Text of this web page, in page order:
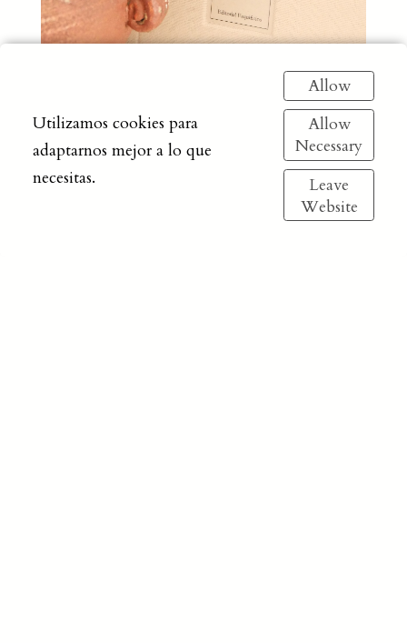
Utilizamos cookies para
adaptarnos mejor a lo que
necesitas.
Allow
Allow
Necessary
Leave
Website